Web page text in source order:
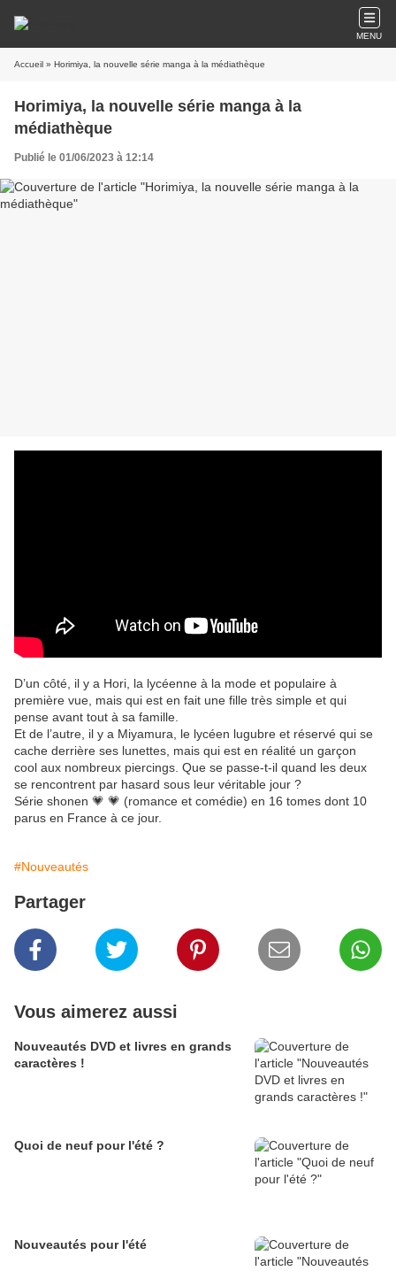
MENU
Accueil » Horimiya, la nouvelle série manga à la médiathèque
Horimiya, la nouvelle série manga à la
médiathèque
Publié le 01/06/2023 à 12:14
D’un côté, il y a Hori, la lycéenne à la mode et populaire à
première vue, mais qui est en fait une fille très simple et qui
pense avant tout à sa famille.
Et de l’autre, il y a Miyamura, le lycéen lugubre et réservé qui se
cache derrière ses lunettes, mais qui est en réalité un garçon
cool aux nombreux piercings. Que se passe-t-il quand les deux
se rencontrent par hasard sous leur véritable jour ?
Série shonen 💗 💗 (romance et comédie) en 16 tomes dont 10
parus en France à ce jour.
#Nouveautés
Partager
Vous aimerez aussi
Nouveautés DVD et livres en grands
caractères !
Quoi de neuf pour l'été ?
Nouveautés pour l'été